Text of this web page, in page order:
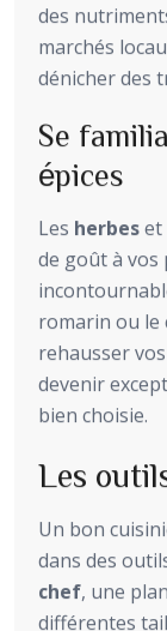
des
marchés
dénicher des
Se
épices
Les herbeset
de goût à vos
romarin ou le
rehausser
devenir
bien choisie.
Les
Un bon
dans des
chef, une
différentes